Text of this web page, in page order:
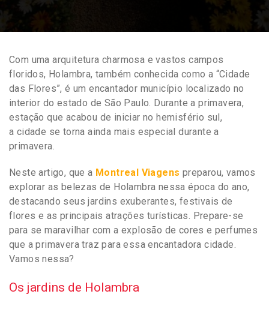
Com uma arquitetura charmosa e vastos campos
floridos, Holambra, também conhecida como a “Cidade
das Flores”, é um encantador município localizado no
interior do estado de São Paulo. Durante a primavera,
estação que acabou de iniciar no hemisfério sul,
a cidade se torna ainda mais especial durante a
primavera.
Neste artigo, que a Montreal Viagens preparou, vamos
explorar as belezas de Holambra nessa época do ano,
destacando seus jardins exuberantes, festivais de
flores e as principais atrações turísticas. Prepare-se
para se maravilhar com a explosão de cores e perfumes
que a primavera traz para essa encantadora cidade.
Vamos nessa?
Os jardins de Holambra